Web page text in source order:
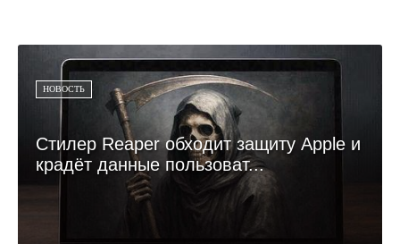
НОВОСТЬ
Стилер Reaper обходит защиту Apple и
крадёт данные пользоват...